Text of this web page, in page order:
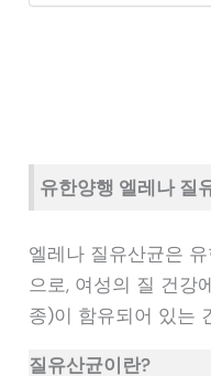
유한양행 엘레나 질
엘레나 질유산균은
으로, 여성의 질 건강
종)이 함유되어 있는
질유산균이란?